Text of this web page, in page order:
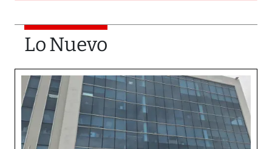
Lo Nuevo